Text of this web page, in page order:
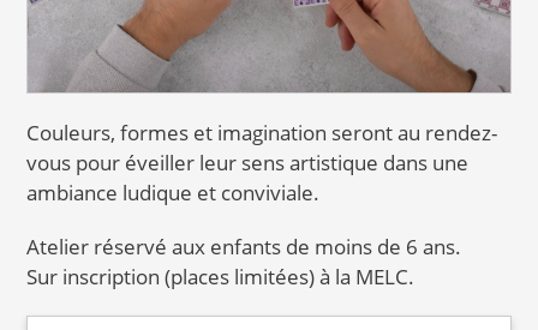
Couleurs, formes et imagination seront au rendez-
vous pour éveiller leur sens artistique dans une
ambiance ludique et conviviale.
Atelier réservé aux enfants de moins de 6 ans.
Sur inscription (places limitées) à la MELC.